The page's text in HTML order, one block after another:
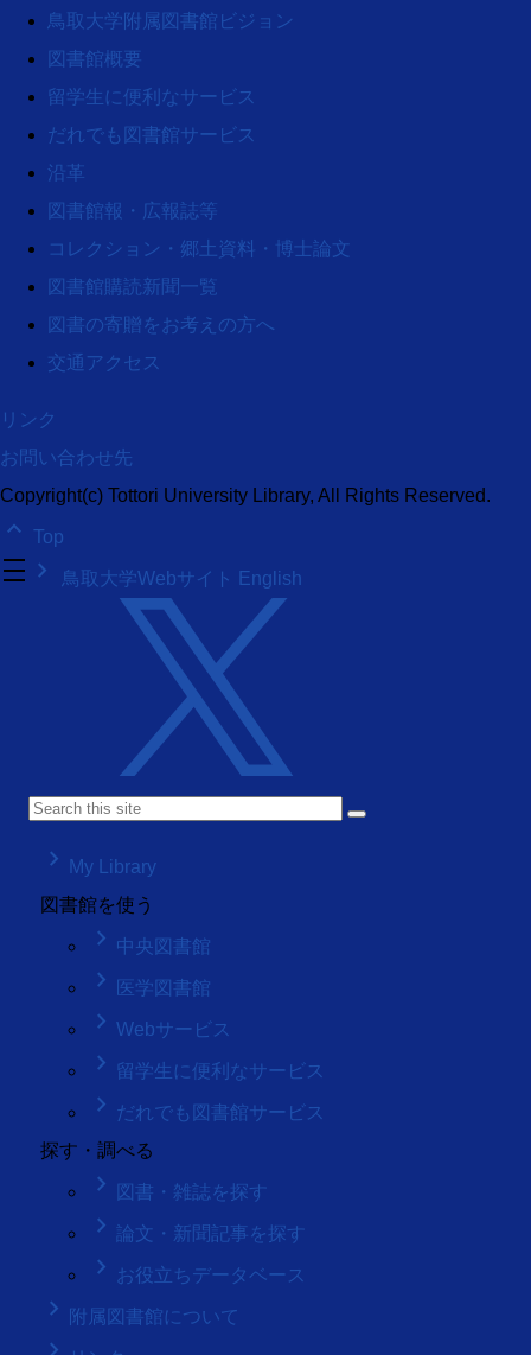
鳥取大学附属図書館ビジョン
図書館概要
留学生に便利なサービス
だれでも図書館サービス
沿革
図書館報・広報誌等
コレクション・郷土資料・博士論文
図書館購読新聞一覧
図書の寄贈をお考えの方へ
交通アクセス
リンク
お問い合わせ先
Copyright(c) Tottori University Library, All Rights Reserved.
keyboard_arrow_up Top
density_medium keyboard_arrow_right 鳥取大学Webサイト English
keyboard_arrow_right
My Library
図書館を使う
keyboard_arrow_right 中央図書館
keyboard_arrow_right 医学図書館
keyboard_arrow_right Webサービス
keyboard_arrow_right 留学生に便利なサービス
keyboard_arrow_right だれでも図書館サービス
探す・調べる
keyboard_arrow_right 図書・雑誌を探す
keyboard_arrow_right 論文・新聞記事を探す
keyboard_arrow_right お役立ちデータベース
keyboard_arrow_right 附属図書館について